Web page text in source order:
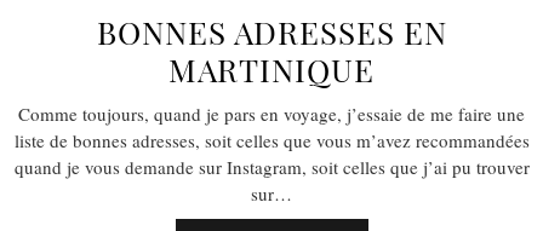
BONNES ADRESSES EN
MARTINIQUE
Comme toujours, quand je pars en voyage, j’essaie de me faire une
liste de bonnes adresses, soit celles que vous m’avez recommandées
quand je vous demande sur Instagram, soit celles que j’ai pu trouver
sur…